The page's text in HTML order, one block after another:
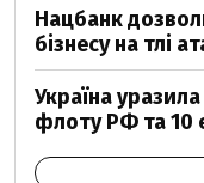
Нацбанк
бізнесу на тлі
Україна
флоту РФ та 10